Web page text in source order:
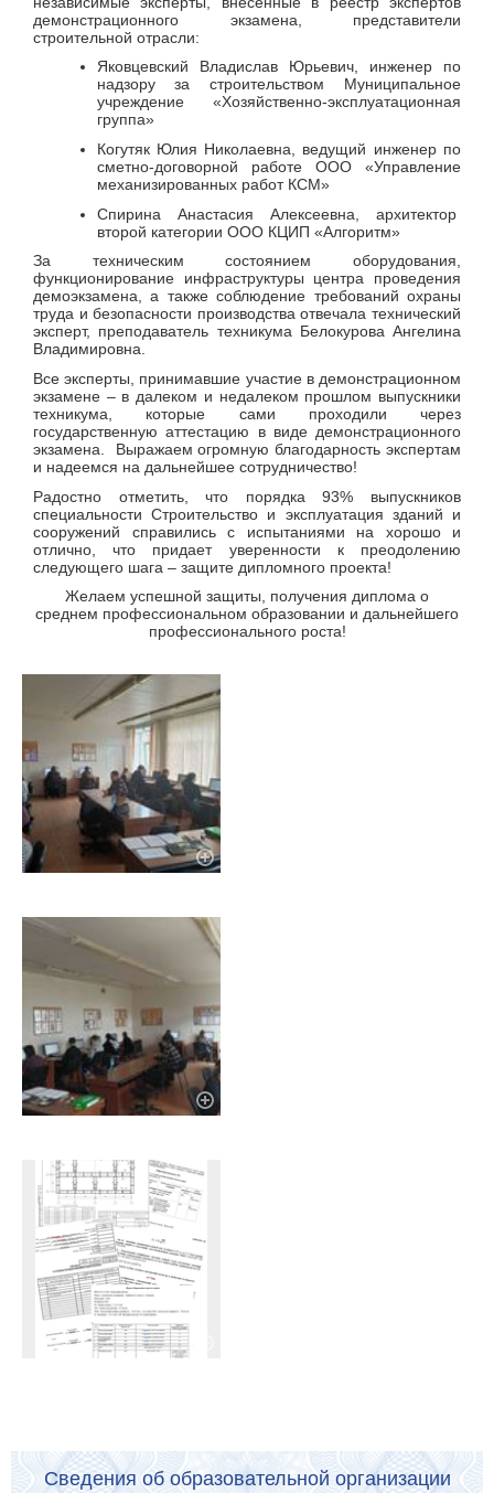
демонстрационного экзамена, представители
строительной отрасли:
Яковцевский Владислав Юрьевич, инженер по
надзору за строительством Муниципальное
учреждение «Хозяйственно-эксплуатационная
группа»
Когутяк Юлия Николаевна, ведущий инженер по
сметно-договорной работе ООО «Управление
механизированных работ КСМ»
Спирина Анастасия Алексеевна, архитектор
второй категории ООО КЦИП «Алгоритм»
За техническим состоянием оборудования,
функционирование инфраструктуры центра проведения
демоэкзамена, а также соблюдение требований охраны
труда и безопасности производства отвечала технический
эксперт, преподаватель техникума Белокурова Ангелина
Владимировна.
Все эксперты, принимавшие участие в демонстрационном
экзамене – в далеком и недалеком прошлом выпускники
техникума, которые сами проходили через
государственную аттестацию в виде демонстрационного
экзамена. Выражаем огромную благодарность экспертам
и надеемся на дальнейшее сотрудничество!
Радостно отметить, что порядка 93% выпускников
специальности Строительство и эксплуатация зданий и
сооружений справились с испытаниями на хорошо и
отлично, что придает уверенности к преодолению
следующего шага – защите дипломного проекта!
Желаем успешной защиты, получения диплома о
среднем профессиональном образовании и дальнейшего
профессионального роста!
Сведения об образовательной организации